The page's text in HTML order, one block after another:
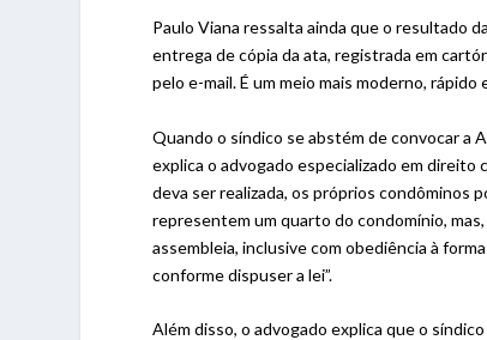
Paulo Viana ressalta ainda que o resultado
entrega de cópia da ata, registrada em
pelo e-mail. É um meio mais moderno,
Quando o síndico se abstém de convocar a
explica o advogado especializado em direito
deva ser realizada, os próprios condôminos
representem um quarto do condomínio,
assembleia, inclusive com obediência à
conforme dispuser a lei”.
Além disso, o advogado explica que o